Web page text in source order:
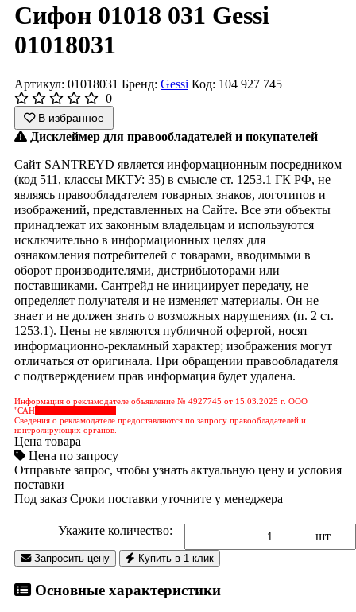
Сифон 01018 031 Gessi
01018031
Артикул: 01018031 Бренд: Gessi Код: 104 927 745
0
В избранное
Дисклеймер для правообладателей и покупателей
Сайт SANTREYD является информационным посредником
(код 511, классы МКТУ: 35) в смысле ст. 1253.1 ГК РФ, не
являясь правообладателем товарных знаков, логотипов и
изображений, представленных на Сайте. Все эти объекты
принадлежат их законным владельцам и используются
исключительно в информационных целях для
ознакомления потребителей с товарами, вводимыми в
оборот производителями, дистрибьюторами или
поставщиками. Сантрейд не инициирует передачу, не
определяет получателя и не изменяет материалы. Он не
знает и не должен знать о возможных нарушениях (п. 2 ст.
1253.1). Цены не являются публичной офертой, носят
информационно-рекламный характер; изображения могут
отличаться от оригинала. При обращении правообладателя
с подтверждением прав информация будет удалена.
Информация о рекламодателе объявление № 4927745 от 15.03.2025 г. ООО
"САН
Сведения о рекламодателе предоставляются по запросу правообладателей и
контролирующих органов.
Цена товара
Цена по запросу
Отправьте запрос, чтобы узнать актуальную цену и условия
поставки
Под заказ Сроки поставки уточните у менеджера
Укажите количество: шт
Запросить цену Купить в 1 клик
Основные характеристики